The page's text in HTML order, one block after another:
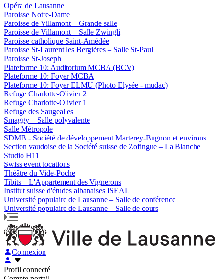
Opéra de Lausanne
Paroisse Notre-Dame
Paroisse de Villamont – Grande salle
Paroisse de Villamont – Salle Zwingli
Paroisse catholique Saint-Amédée
Paroisse St-Laurent les Bergières – Salle St-Paul
Paroisse St-Joseph
Plateforme 10: Auditorium MCBA (BCV)
Plateforme 10: Foyer MCBA
Plateforme 10: Foyer ELMU (Photo Elysée - mudac)
Refuge Charlotte-Olivier 2
Refuge Charlotte-Olivier 1
Refuge des Saugealles
Smaggy – Salle polyvalente
Salle Métropole
SDMB - Société de développement Marterey-Bugnon et environs
Section vaudoise de la Société suisse de Zofingue – La Blanche
Studio H11
Swiss event locations
Théâtre du Vide-Poche
Tibits – L'Appartement des Vignerons
Institut suisse d'études albanaises ISEAL
Université populaire de Lausanne – Salle de conférence
Université populaire de Lausanne – Salle de cours
Connexion
Profil connecté